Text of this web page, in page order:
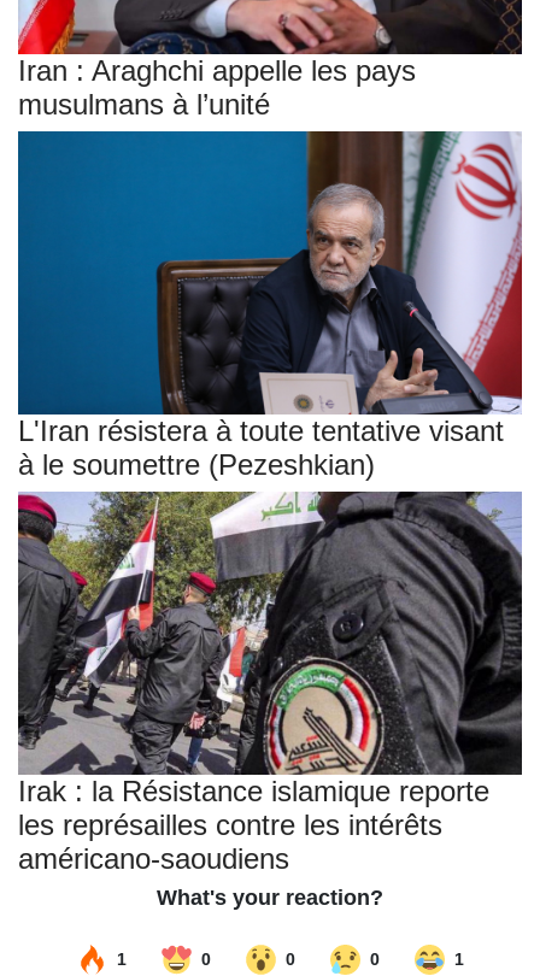
Iran : Araghchi appelle les pays
musulmans à l’unité
L'Iran résistera à toute tentative visant
à le soumettre (Pezeshkian)
Irak : la Résistance islamique reporte
les représailles contre les intérêts
américano-saoudiens